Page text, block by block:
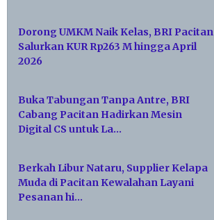
Dorong UMKM Naik Kelas, BRI Pacitan
Salurkan KUR Rp263 M hingga April
2026
Buka Tabungan Tanpa Antre, BRI
Cabang Pacitan Hadirkan Mesin
Digital CS untuk La…
Berkah Libur Nataru, Supplier Kelapa
Muda di Pacitan Kewalahan Layani
Pesanan hi…